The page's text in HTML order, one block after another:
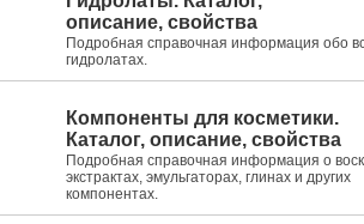
описание, свойства
Подробная справочная информация обо
гидролатах.
Компоненты для косметики.
Каталог, описание, свойства
Подробная справочная информация о
экстрактах, эмульгаторах, глинах и других
компонентах.